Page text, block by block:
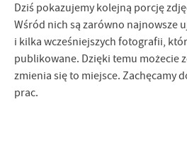
Dziś pokazujemy kolejną porcję
Wśród nich są zarówno najnowsze
i kilka wcześniejszych fotografii,
publikowane. Dzięki temu możecie
zmienia się to miejsce. Zachęcamy
prac.